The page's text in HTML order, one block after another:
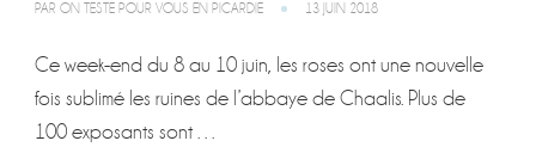
PAR ON TESTE POUR VOUS EN PICARDIE 13 JUIN 2018
Ce week-end du 8 au 10 juin, les roses ont une nouvelle
fois sublimé les ruines de l’abbaye de Chaalis. Plus de
100 exposants sont …